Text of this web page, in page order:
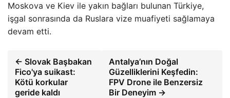
Moskova ve Kiev ile yakın bağları bulunan Türkiye,
işgal sonrasında da Ruslara vize muafiyeti sağlamaya
devam etti.
← Slovak Başbakan
Fico'ya suikast:
Kötü korkular
geride kaldı
Antalya’nın Doğal
Güzelliklerini Keşfedin:
FPV Drone ile Benzersiz
Bir Deneyim →